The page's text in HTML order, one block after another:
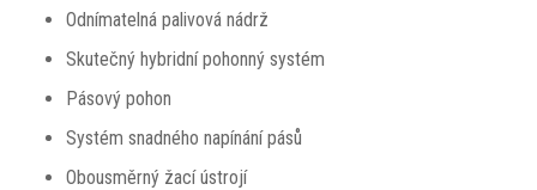
Odnímatelná palivová nádrž
Skutečný hybridní pohonný systém
Pásový pohon
Systém snadného napínání pásů
Obousměrný žací ústrojí